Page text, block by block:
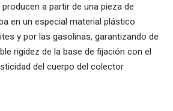
a partir de una pieza de
en un especial material plástico
y por las gasolinas, garantizando de
rigidez de la base de fijación con el
del cuerpo del colector